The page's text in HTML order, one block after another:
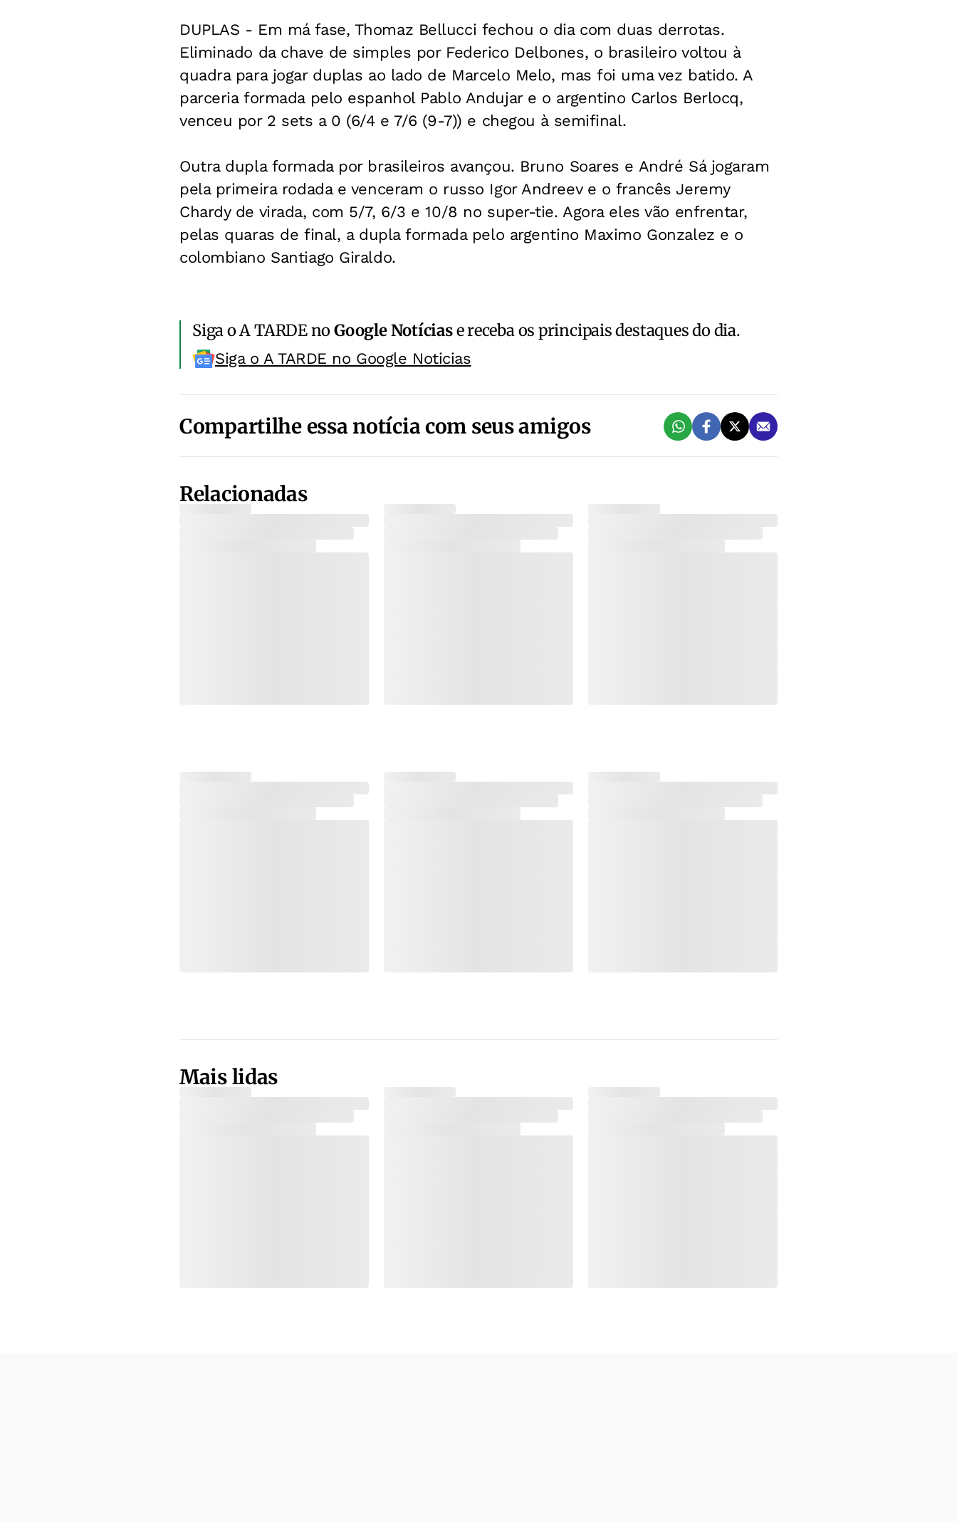
DUPLAS - Em má fase, Thomaz Bellucci fechou o dia com duas derrotas.
Eliminado da chave de simples por Federico Delbones, o brasileiro voltou à
quadra para jogar duplas ao lado de Marcelo Melo, mas foi uma vez batido. A
parceria formada pelo espanhol Pablo Andujar e o argentino Carlos Berlocq,
venceu por 2 sets a 0 (6/4 e 7/6 (9-7)) e chegou à semifinal.
Outra dupla formada por brasileiros avançou. Bruno Soares e André Sá jogaram
pela primeira rodada e venceram o russo Igor Andreev e o francês Jeremy
Chardy de virada, com 5/7, 6/3 e 10/8 no super-tie. Agora eles vão enfrentar,
pelas quaras de final, a dupla formada pelo argentino Maximo Gonzalez e o
colombiano Santiago Giraldo.
Siga o A TARDE noGoogle Notíciase receba os principais destaques do dia.
Siga o A TARDE no Google Noticias
Compartilhe essa notícia com seus amigos
Relacionadas
Mais lidas